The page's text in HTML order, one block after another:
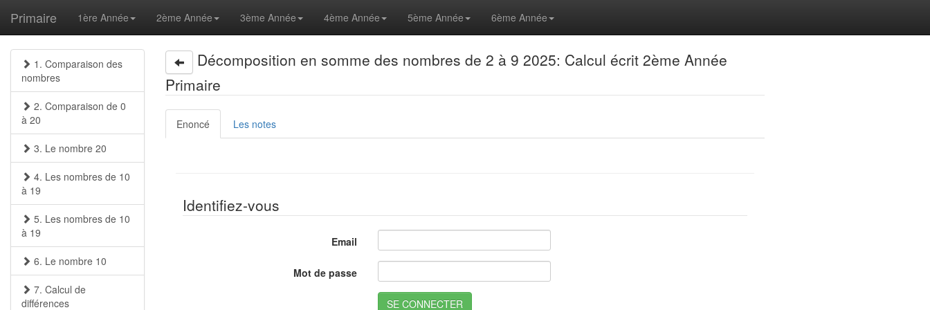
Primaire 1ère Année 2ème Année 3ème Année 4ème Année 5ème Année 6ème Année
1. Comparaison des
nombres
2. Comparaison de 0
à 20
3. Le nombre 20
4. Les nombres de 10
à 19
5. Les nombres de 10
à 19
6. Le nombre 10
7. Calcul de
différences
Décomposition en somme des nombres de 2 à 9 2025: Calcul écrit 2ème Année
Primaire
Enoncé Les notes
Identifiez-vous
Email
Mot de passe
SE CONNECTER